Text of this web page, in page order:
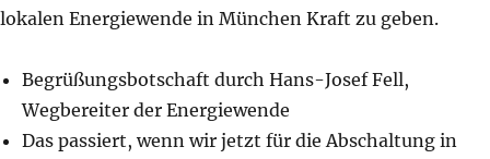
lokalen Energiewende in München Kraft zu geben.
Begrüßungsbotschaft durch Hans-Josef Fell,
Wegbereiter der Energiewende
Das passiert, wenn wir jetzt für die Abschaltung in